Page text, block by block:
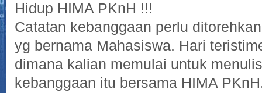
Hidup HIMA PKnH !!!
Catatan kebanggaan perlu
yg bernama Mahasiswa. Hari
dimana kalian memulai untuk
kebanggaan itu bersama HIMA